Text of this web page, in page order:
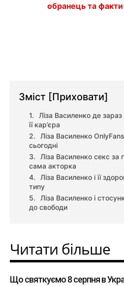
обранець та
Зміст [Приховати]
Ліза Василенко де зараз
її кар’єра
Ліза Василенко
сьогодні
Ліза Василенко секс за
сама акторка
Ліза Василенко і її
типу
Ліза Василенко і
до свободи
Читати більше
Що святкуємо 8 серпня в